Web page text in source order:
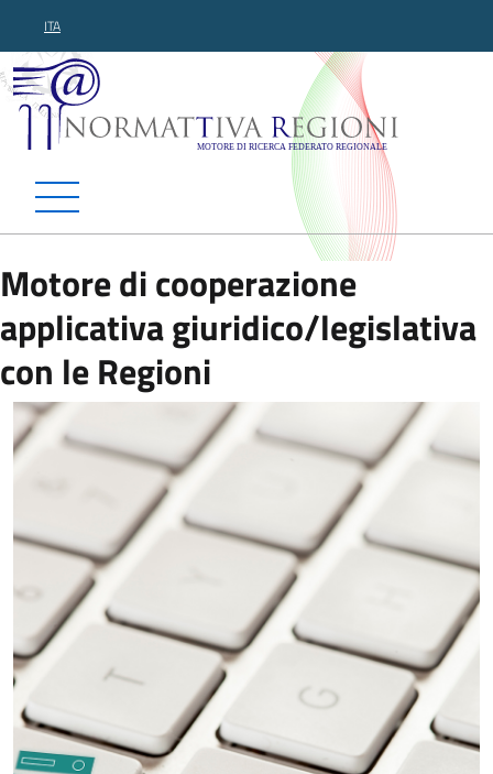
ITA
Normattiva Regioni -
Motore di cooperazione
applicativa giuridico/legislativa
con le Regioni